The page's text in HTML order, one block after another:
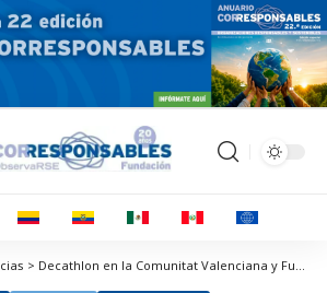
Corresponsables > Noticias > Decathlon en la Comunitat Valenciana y Fundación Trinidad Alfonso afianzan su apuesta por el deporte en los centros educativos